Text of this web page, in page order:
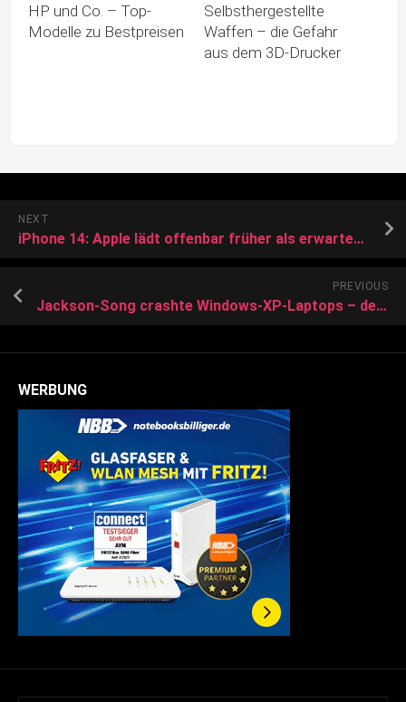
HP und Co. – Top-
Modelle zu Bestpreisen
Selbsthergestellte
Waffen – die Gefahr
aus dem 3D-Drucker
NEXT
iPhone 14: Apple lädt offenbar früher als erwartet zur Keynote
PREVIOUS
Jackson-Song crashte Windows-XP-Laptops – der verblüffende Grund
WERBUNG